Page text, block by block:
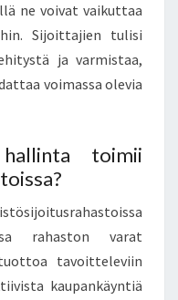
ne voivat vaikuttaa
Sijoittajien tulisi
ja varmistaa,
voimassa olevia
toimii
rahaston varat
tavoitteleviin
kaupankäyntiä